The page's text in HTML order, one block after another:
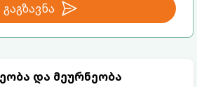
გაგზავნა
და მეურნეობა